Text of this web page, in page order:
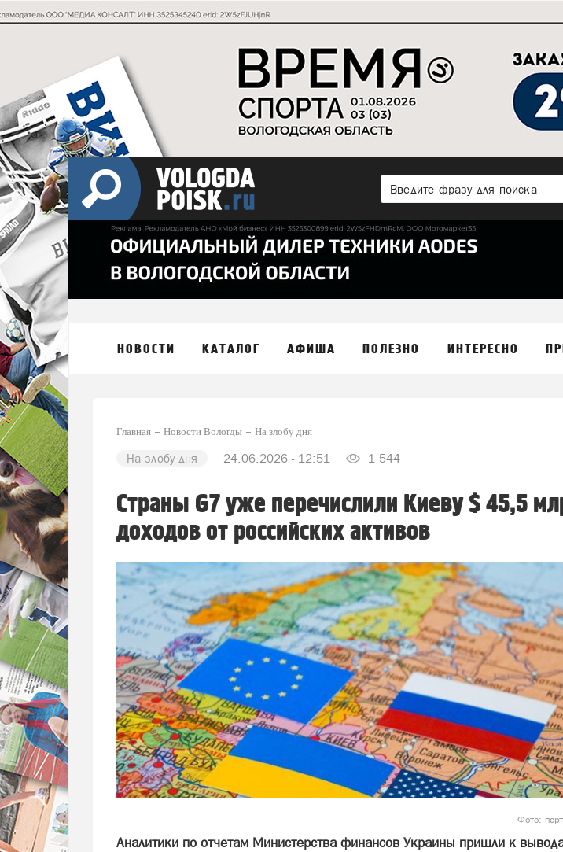
НОВОСТИ КАТАЛОГ АФИША ПОЛЕЗНО ИНТЕРЕСНО
Главная Новости Вологды На злобу дня
На злобу дня 24.06.2026 - 12:51 1 544
Страны G7 уже перечислили Киеву $ 45,5
доходов от российских активов
Фото:
Аналитики по отчетам Министерства финансов Украины пришли к